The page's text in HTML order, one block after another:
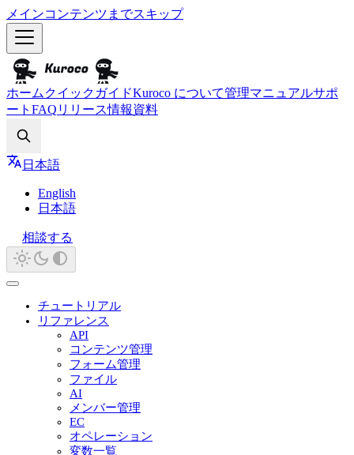
メインコンテンツまでスキップ
ホーム クイックガイドKuroco について管理マニュアルサポ
ート FAQ リリース情報資料
日本語
English
日本語
相談する
チュートリアル
リファレンス
API
コンテンツ管理
フォーム管理
ファイル
AI
メンバー管理
EC
オペレーション
変数一覧